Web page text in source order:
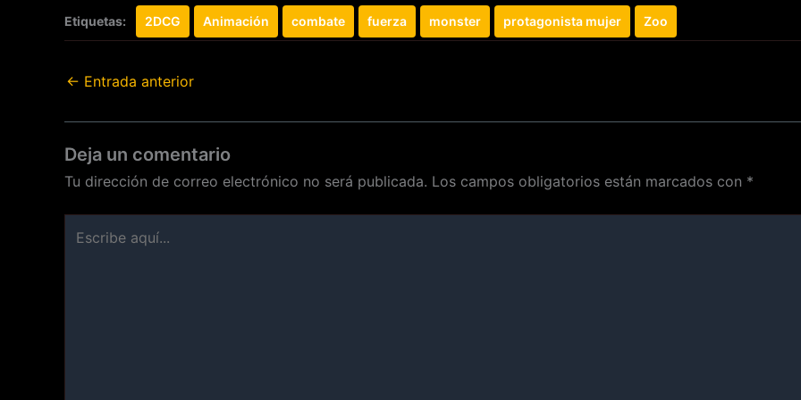
Etiquetas: 2DCG Animación combate fuerza monster protagonista mujer Zoo
← Entrada anterior
Deja un comentario
Tu dirección de correo electrónico no será publicada. Los campos obligatorios están marcados con *
aquí...